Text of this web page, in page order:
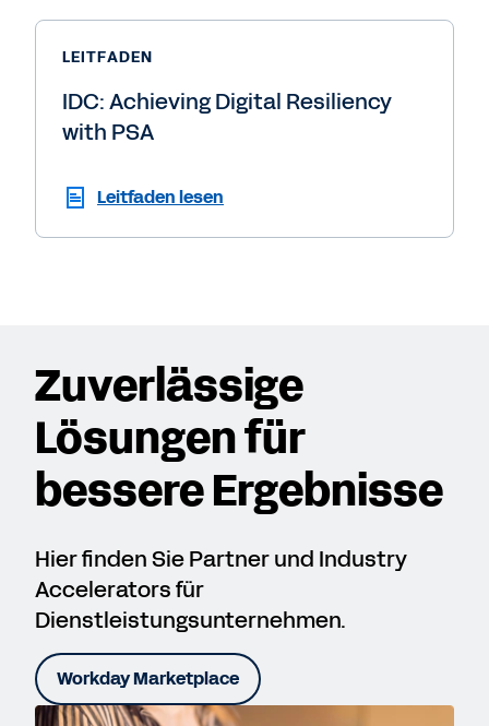
LEITFADEN
IDC: Achieving Digital Resiliency
with PSA
Leitfaden lesen
Zuverlässige
Lösungen für
bessere Ergebnisse
Hier finden Sie Partner und Industry
Accelerators für
Dienstleistungsunternehmen.
Workday Marketplace